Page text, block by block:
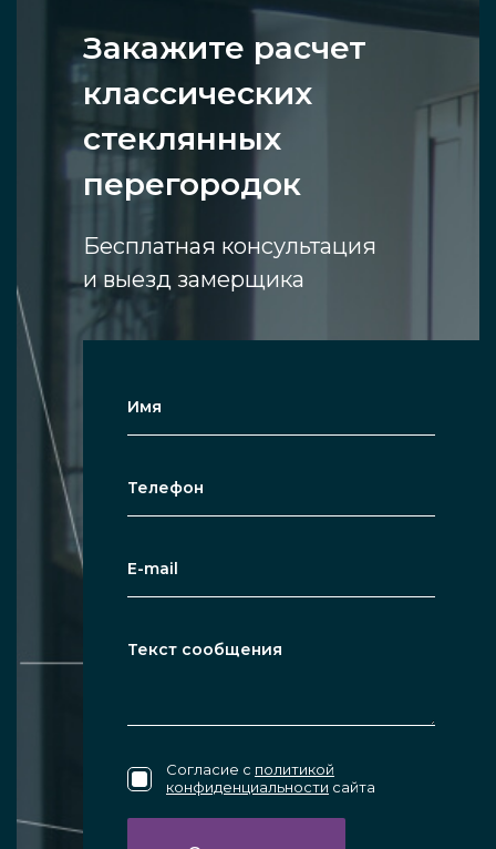
Закажите расчет
классических
стеклянных
перегородок
Бесплатная консультация
и выезд замерщика
Согласие с политикой
конфиденциальности сайта